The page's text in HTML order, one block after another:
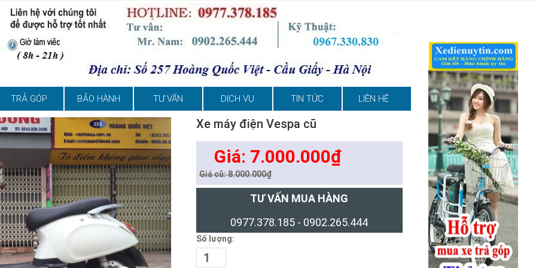
TRẢ GÓP BẢO HÀNH TƯ VẤN DỊCH VỤ TIN TỨC LIÊN HỆ
Xe máy điện Vespa cũ
Giá: 7.000.000₫
Giá cũ: 8.000.000₫
TƯ VẤN MUA HÀNG
0977.378.185 - 0902.265.444
Số lượng: